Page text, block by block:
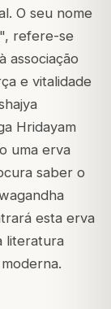
O seu nome
refere-se
associação
e vitalidade
Hridayam
uma erva
saber o
esta erva
literatura